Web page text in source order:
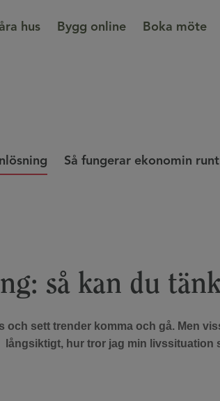
hus Bygg online Boka möte
Så fungerar ekonomin
så kan du
och sett trender komma och gå. Men
långsiktigt, hur tror jag min livssituation